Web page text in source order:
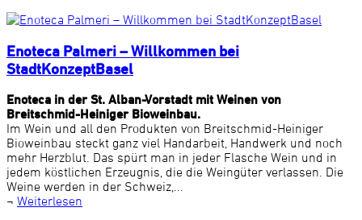
Enoteca Palmeri – Willkommen bei
StadtKonzeptBasel
Enoteca in der St. Alban-Vorstadt mit Weinen von
Breitschmid-Heiniger Bioweinbau.
Im Wein und all den Produkten von Breitschmid-Heiniger
Bioweinbau steckt ganz viel Handarbeit, Handwerk und noch
mehr Herzblut. Das spürt man in jeder Flasche Wein und in
jedem köstlichen Erzeugnis, die die Weingüter verlassen. Die
Weine werden in der Schweiz,...
¬ Weiterlesen